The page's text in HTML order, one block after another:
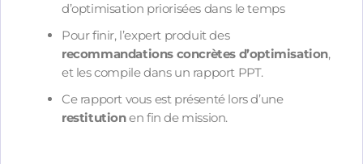
d’optimisation priorisées dans le temps
Pour finir, l’expert produit des
recommandations concrètes d’optimisation,
et les compile dans un rapport PPT.
Ce rapport vous est présenté lors d’une
restitutionen fin de mission.